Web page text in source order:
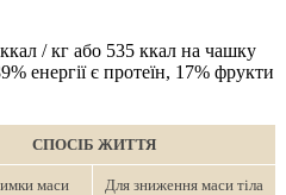
/ кг або 535 ккал на чашку
енергії є протеїн, 17% фрукти
СПОСІБ ЖИТТЯ
маси
Для зниження маси тіла